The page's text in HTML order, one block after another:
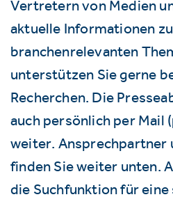
Vertretern von Medien
aktuelle Informationen zu
branchenrelevanten
unterstützen Sie gerne
Recherchen. Die
auch persönlich per Mail (
weiter. Ansprechpartner
finden Sie weiter unten.
die Suchfunktion für eine